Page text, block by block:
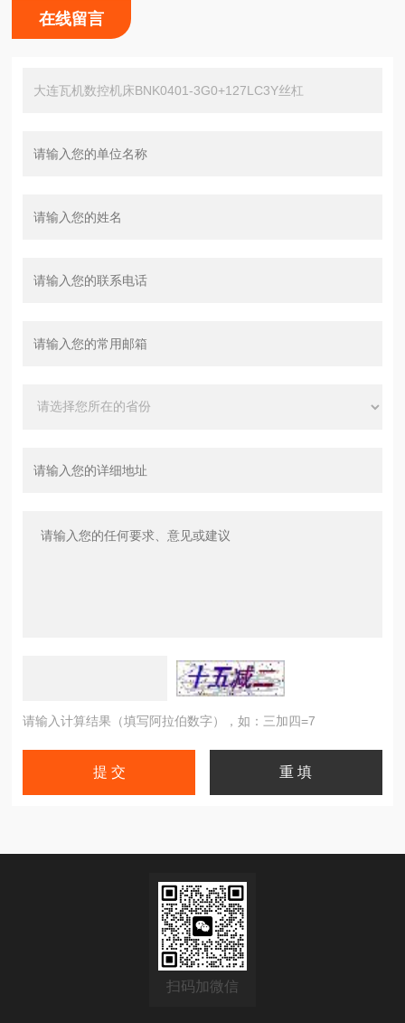
在线留言
请输入计算结果（填写阿拉伯数字），如：三加四=7
扫码加微信